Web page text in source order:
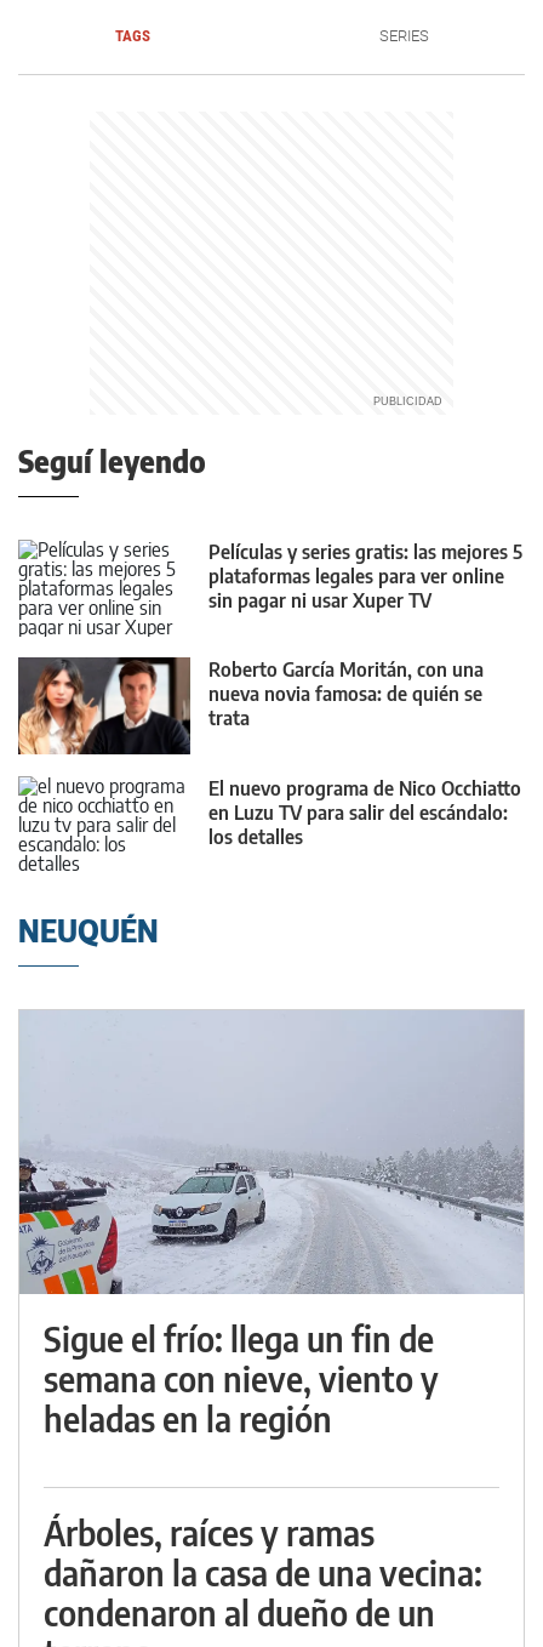
TAGS SERIES
Seguí leyendo
Películas y series gratis: las mejores 5
plataformas legales para ver online
sin pagar ni usar Xuper TV
Roberto García Moritán, con una
nueva novia famosa: de quién se
trata
El nuevo programa de Nico Occhiatto
en Luzu TV para salir del escándalo:
los detalles
NEUQUÉN
Sigue el frío: llega un fin de
semana con nieve, viento y
heladas en la región
Árboles, raíces y ramas
dañaron la casa de una vecina:
condenaron al dueño de un